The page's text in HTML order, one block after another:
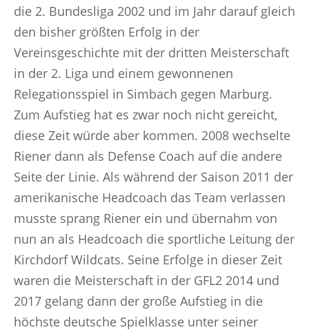
die 2. Bundesliga 2002 und im Jahr darauf gleich
den bisher größten Erfolg in der
Vereinsgeschichte mit der dritten Meisterschaft
in der 2. Liga und einem gewonnenen
Relegationsspiel in Simbach gegen Marburg.
Zum Aufstieg hat es zwar noch nicht gereicht,
diese Zeit würde aber kommen. 2008 wechselte
Riener dann als Defense Coach auf die andere
Seite der Linie. Als während der Saison 2011 der
amerikanische Headcoach das Team verlassen
musste sprang Riener ein und übernahm von
nun an als Headcoach die sportliche Leitung der
Kirchdorf Wildcats. Seine Erfolge in dieser Zeit
waren die Meisterschaft in der GFL2 2014 und
2017 gelang dann der große Aufstieg in die
höchste deutsche Spielklasse unter seiner